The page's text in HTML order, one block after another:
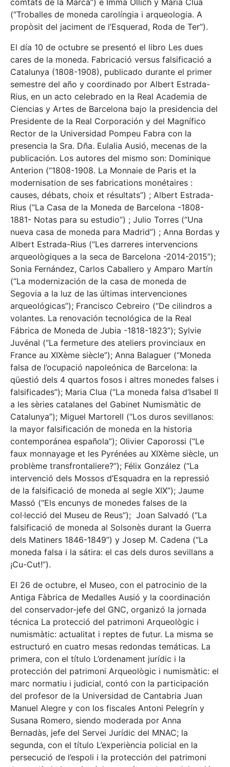
comtats de la Marca”) e Imma Ollich y Maria Clua
(“Troballes de moneda carolíngia i arqueologia. A
propòsit del jaciment de l’Esquerad, Roda de Ter”).
El día 10 de octubre se presentó el libro Les dues
cares de la moneda. Fabricació versus falsificació a
Catalunya (1808-1908), publicado durante el primer
semestre del año y coordinado por Albert Estrada-
Rius, en un acto celebrado en la Real Academia de
Ciencias y Artes de Barcelona bajo la presidencia del
Presidente de la Real Corporación y del Magnífico
Rector de la Universidad Pompeu Fabra con la
presencia la Sra. Dña. Eulalia Ausió, mecenas de la
publicación. Los autores del mismo son: Dominique
Anterion (“1808-1908. La Monnaie de Paris et la
modernisation de ses fabrications monétaires :
causes, débats, choix et résultats”) ; Albert Estrada-
Rius (“La Casa de la Moneda de Barcelona -1808-
1881- Notas para su estudio”) ; Julio Torres (“Una
nueva casa de moneda para Madrid”) ; Anna Bordas y
Albert Estrada-Rius (“Les darreres intervencions
arqueològiques a la seca de Barcelona -2014-2015”);
Sonia Fernández, Carlos Caballero y Amparo Martín
(“La modernización de la casa de moneda de
Segovia a la luz de las últimas intervenciones
arqueológicas”); Francisco Cebreiro (“De cilindros a
volantes. La renovación tecnológica de la Real
Fábrica de Moneda de Jubia -1818-1823”); Sylvie
Juvénal (“La fermeture des ateliers provinciaux en
France au XIXème siècle”); Anna Balaguer (“Moneda
falsa de l’ocupació napoleónica de Barcelona: la
qüestió dels 4 quartos fosos i altres monedes falses i
falsificades”); Maria Clua (“La moneda falsa d’Isabel II
a les sèries catalanes del Gabinet Numismàtic de
Catalunya”); Miguel Martorell (“Los duros sevillanos:
la mayor falsificación de moneda en la historia
contemporánea española”); Olivier Caporossi (“Le
faux monnayage et les Pyrénées au XIXème siècle, un
problème transfrontaliere?”); Félix González (“La
intervenció dels Mossos d’Esquadra en la repressió
de la falsificació de moneda al segle XIX”); Jaume
Massó (“Els encunys de monedes falses de la
col·lecció del Museu de Reus”); Joan Salvadó (“La
falsificació de moneda al Solsonès durant la Guerra
dels Matiners 1846-1849”) y Josep M. Cadena (“La
moneda falsa i la sátira: el cas dels duros sevillans a
¡Cu-Cut!”).
El 26 de octubre, el Museo, con el patrocinio de la
Antiga Fàbrica de Medalles Ausió y la coordinación
del conservador-jefe del GNC, organizó la jornada
técnica La protecció del patrimoni Arqueològic i
numismàtic: actualitat i reptes de futur. La misma se
estructuró en cuatro mesas redondas temáticas. La
primera, con el título L’ordenament jurídic i la
protección del patrimoni Arqueològic i numismàtic: el
marc normatiu i judicial, contó con la participación
del profesor de la Universidad de Cantabria Juan
Manuel Alegre y con los fiscales Antoni Pelegrín y
Susana Romero, siendo moderada por Anna
Bernadàs, jefe del Servei Jurídic del MNAC; la
segunda, con el título L’experiència policial en la
persecució de l’espoli i la protección del patrimoni